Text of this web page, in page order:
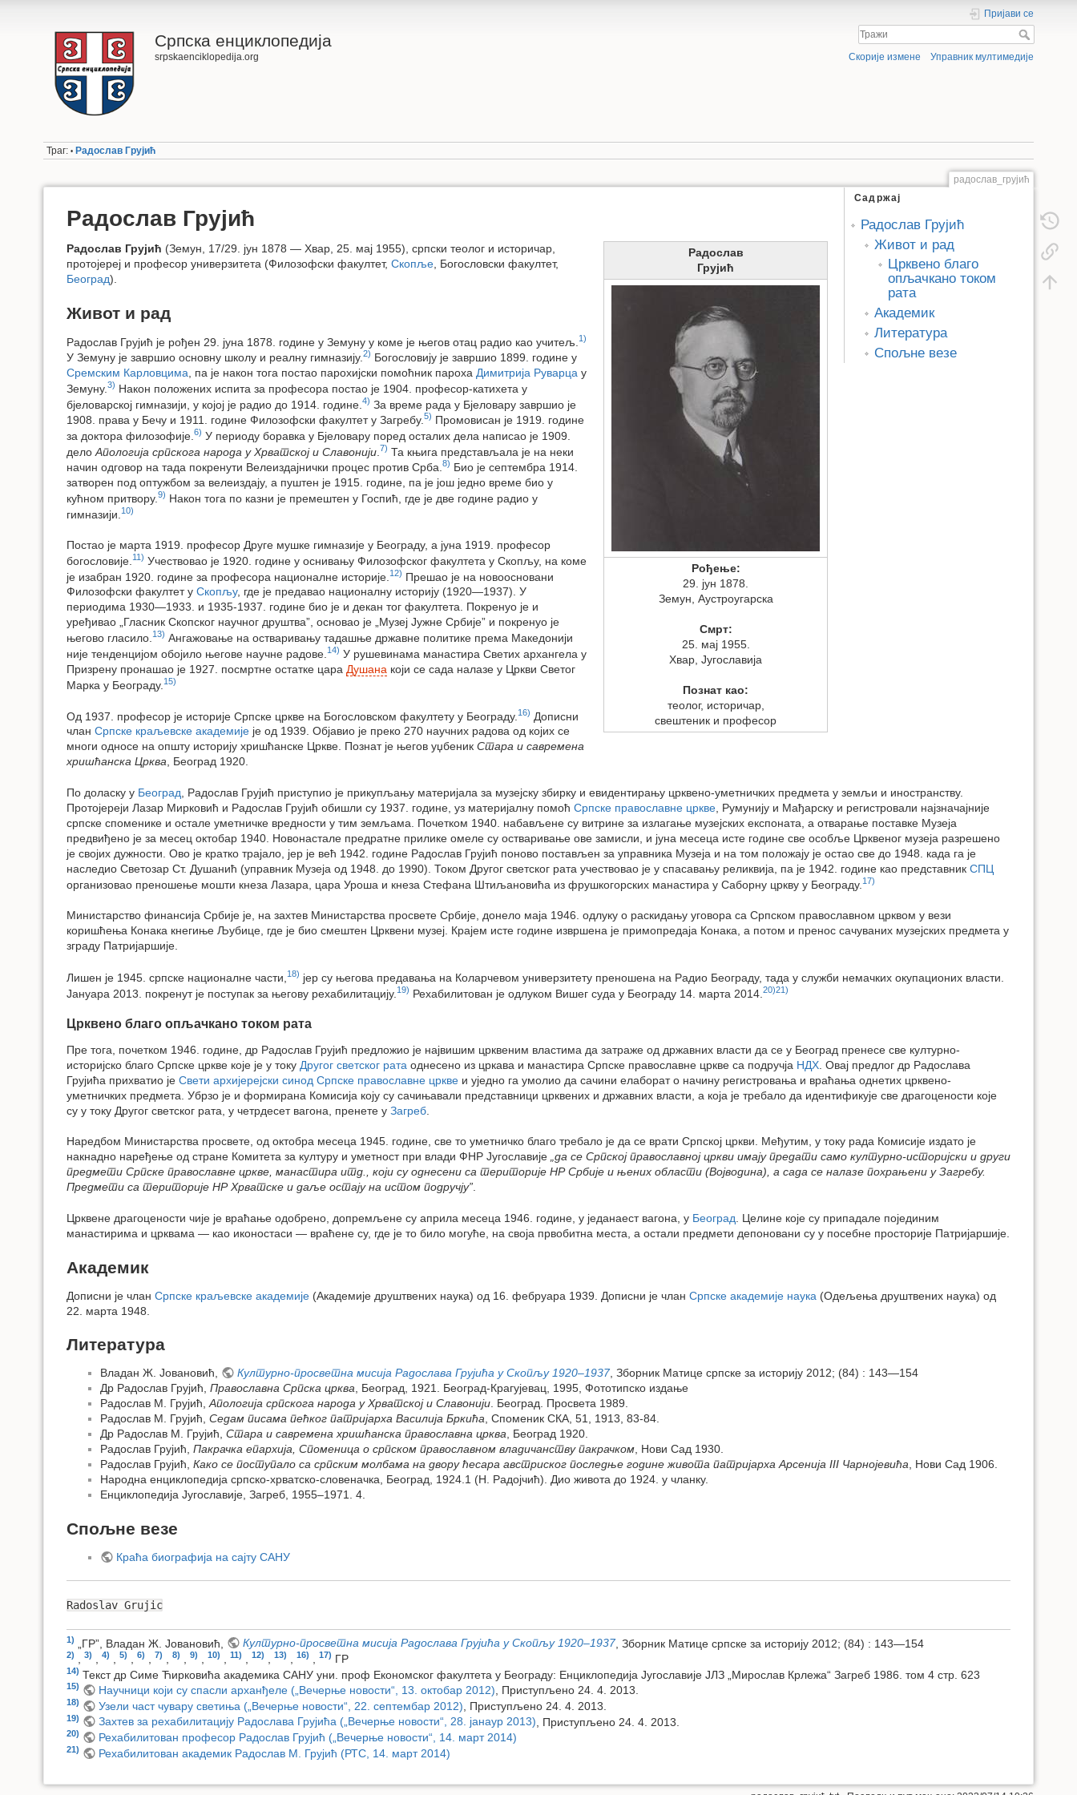
Српска енциклопедија
srpskaenciklopedija.org
Пријави се
Скорије измене Управник мултимедије
Траг: • Радослав Грујић
радослав_грујић
Садржај
Радослав Грујић
Живот и рад
Црквено благо
опљачкано током
рата
Академик
Литература
Спољне везе
Радослав Грујић
Радослав
Грујић
Рођење:
29. јун 1878.
Земун, Аустроугарска
Смрт:
25. мај 1955.
Хвар, Југославија
Познат као:
теолог, историчар,
свештеник и професор
Радослав Грујић (Земун, 17/29. јун 1878 — Хвар, 25. мај 1955), српски теолог и историчар,
протојереј и професор универзитета (Филозофски факултет, Скопље, Богословски факултет,
Београд).
Живот и рад
Радослав Грујић је рођен 29. јуна 1878. године у Земуну у коме је његов отац радио као учитељ. 1)
У Земуну је завршио основну школу и реалну гимназију. 2) Богословију је завршио 1899. године у
Сремским Карловцима , па је након тога постао парохијски помоћник пароха Димитрија Руварца у
Земуну. 3) Након положених испита за професора постао је 1904. професор-катихета у
бјеловарској гимназији, у којој је радио до 1914. године. 4) За време рада у Бјеловару завршио је
1908. права у Бечу и 1911. године Филозофски факултет у Загребу. 5) Промовисан је 1919. године
за доктора филозофије. 6) У периоду боравка у Бјеловару поред осталих дела написао је 1909.
дело Апологија српскога народа у Хрватској и Славонији 7) Та књига представљала је на неки
начин одговор на тада покренути Велеиздајнички процес против Срба. 8) Био је септембра 1914.
затворен под оптужбом за велеиздају, а пуштен је 1915. године, па је још једно време био у
кућном притвору. 9) Након тога по казни је премештен у Госпић, где је две године радио у
гимназији. 10)
Постао је марта 1919. професор Друге мушке гимназије у Београду, а јуна 1919. професор
богословије. 11) Учествовао је 1920. године у оснивању Филозофског факултета у Скопљу, на коме
је изабран 1920. године за професора националне историје. 12) Прешао је на новоосновани
Филозофски факултет у Скопљу, где је предавао националну историју (1920—1937). У
периодима 1930—1933. и 1935-1937. године био је и декан тог факултета. Покренуо је и
уређивао „Гласник Скопског научног друштва”, основао је „Музеј Јужне Србије” и покренуо је
његово гласило. 13) Ангажовање на остваривању тадашње државне политике према Македонији
није тенденцијом обојило његове научне радове. 14) У рушевинама манастира Светих архангела у
Призрену пронашао је 1927. посмртне остатке цара Душана који се сада налазе у Цркви Светог
Марка у Београду. 15)
Од 1937. професор је историје Српске цркве на Богословском факултету у Београду. 16) Дописни
члан Српске краљевске академије је од 1939. Објавио је преко 270 научних радова од којих се
многи односе на општу историју хришћанске Цркве. Познат је његов уџбеник Стара и савремена
хришћанска Црква, Београд 1920.
По доласку у Београд , Радослав Грујић приступио је прикупљању материјала за музејску збирку и евидентирању црквено-уметничких предмета у земљи и иностранству.
Протојереји Лазар Мирковић и Радослав Грујић обишли су 1937. године, уз материјалну помоћ Српске православне цркве , Румунију и Мађарску и регистровали најзначајније
српске споменике и остале уметничке вредности у тим земљама. Почетком 1940. набављене су витрине за излагање музејских експоната, а отварање поставке Музеја
предвиђено је за месец октобар 1940. Новонастале предратне прилике омеле су остваривање ове замисли, и јуна месеца исте године све особље Црквеног музеја разрешено
је својих дужности. Ово је кратко трајало, јер је већ 1942. године Радослав Грујић поново постављен за управника Музеја и на том положају је остао све до 1948. када га је
наследио Светозар Ст. Душанић (управник Музеја од 1948. до 1990). Током Другог светског рата учествовао је у спасавању реликвија, па је 1942. године као представник СПЦ
организовао преношење мошти кнеза Лазара, цара Уроша и кнеза Стефана Штиљановића из фрушкогорских манастира у Саборну цркву у Београду. 17)
Министарство финансија Србије је, на захтев Министарства просвете Србије, донело маја 1946. одлуку о раскидању уговора са Српском православном црквом у вези
коришћења Конака кнегиње Љубице, где је био смештен Црквени музеј. Крајем исте године извршена је примопредаја Конака, а потом и пренос сачуваних музејских предмета у
зграду Патријаршије.
Лишен је 1945. српске националне части, 18) јер су његова предавања на Коларчевом универзитету преношена на Радио Београду, тада у служби немачких окупационих власти.
Јануара 2013. покренут је поступак за његову рехабилитацију. 19) Рехабилитован је одлуком Вишег суда у Београду 14. марта 2014. 20)21)
Црквено благо опљачкано током рата
Пре тога, почетком 1946. године, др Радослав Грујић предложио је највишим црквеним властима да затраже од државних власти да се у Београд пренесе све културно-
историјско благо Српске цркве које је у току Другог светског рата однесено из цркава и манастира Српске православне цркве са подручја НДХ . Овај предлог др Радослава
Грујића прихватио је Свети архијерејски синод Српске православне цркве и уједно га умолио да сачини елаборат о начину регистровања и враћања однетих црквено-
уметничких предмета. Убрзо је и формирана Комисија коју су сачињавали представници црквених и државних власти, а која је требало да идентификује све драгоцености које
су у току Другог светског рата, у четрдесет вагона, пренете у Загреб
Наредбом Министарства просвете, од октобра месеца 1945. године, све то уметничко благо требало је да се врати Српској цркви. Међутим, у току рада Комисије издато је
накнадно наређење од стране Комитета за културу и уметност при влади ФНР Југославије „да се Српској православној цркви имају предати само културно-историјски и други
предмети Српске православне цркве, манастира итд., који су однесени са територије НР Србије и њених области (Војводина), а сада се налазе похрањени у Загребу.
Предмети са територије НР Хрватске и даље остају на истом подручју”.
Црквене драгоцености чије је враћање одобрено, допремљене су априла месеца 1946. године, у једанаест вагона, у Београд . Целине које су припадале појединим
манастирима и црквама — као иконостаси — враћене су, где је то било могуће, на своја првобитна места, а остали предмети депоновани су у посебне просторије Патријаршије.
Академик
Дописни је члан Српске краљевске академије (Академије друштвених наука) од 16. фебруара 1939. Дописни је члан Српске академије наука (Одељења друштвених наука) од
22. марта 1948.
Литература
Владан Ж. Јовановић, Културно-просветна мисија Радослава Грујића у Скопљу 1920–1937, Зборник Матице српске за историју 2012; (84) : 143—154
Др Радослав Грујић, Православна Српска црква , Београд, 1921. Београд-Крагујевац, 1995, Фототипско издање
Радослав М. Грујић, Апологија српскога народа у Хрватској и Славонији . Београд. Просвета 1989.
Радослав М. Грујић, Седам писама пећког патријарха Василија Бркића , Споменик СКА, 51, 1913, 83-84.
Др Радослав М. Грујић, Стара и савремена хришћанска православна црква , Београд 1920.
Радослав Грујић, Пакрачка епархија, Споменица o српском православном владичанству пакрачком , Нови Сад 1930.
Радослав Грујић, Како се поступало са српским молбама на двору ћесара австриског последње године живота патријарха Арсенија III Чарнојевића , Нови Сад 1906.
Народна енциклопедија српско-хрватско-словеначка, Београд, 1924.1 (Н. Радојчић). Дио живота до 1924. у чланку.
Енциклопедија Југославије, Загреб, 1955–1971. 4.
Спољне везе
Краћа биографија на сајту САНУ
Radoslav Grujic
1) „ГР”, Владан Ж. Јовановић, Културно-просветна мисија Радослава Грујића у Скопљу 1920–1937, Зборник Матице српске за историју 2012; (84) : 143—154
2) 3) 4) 5) 6) 7) 8) 9) 10) 11) 12) 13) 16) 17) ГР
14) Текст др Симе Ћирковића академика САНУ уни. проф Економског факултета у Београду: Енциклопедија Југославије ЈЛЗ „Мирослав Крлежа“ Загреб 1986. том 4 стр. 623
15) Научници који су спасли арханђеле („Вечерње новости“, 13. октобар 2012) , Приступљено 24. 4. 2013.
18) Узели част чувару светиња („Вечерње новости“, 22. септембар 2012) , Приступљено 24. 4. 2013.
19) Захтев за рехабилитацију Радослава Грујића („Вечерње новости“, 28. јанаур 2013) , Приступљено 24. 4. 2013.
20) Рехабилитован професор Радослав Грујић („Вечерње новости“, 14. март 2014)
21) Рехабилитован академик Радослав М. Грујић (РТС, 14. март 2014)